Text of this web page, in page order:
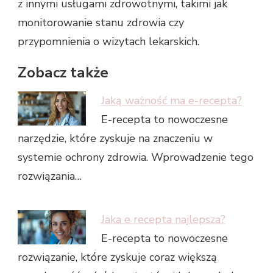
z innymi usługami zdrowotnymi, takimi jak
monitorowanie stanu zdrowia czy
przypomnienia o wizytach lekarskich.
Zobacz także
Jaką ważność ma e-recepta?
E-recepta to nowoczesne
narzędzie, które zyskuje na znaczeniu w
systemie ochrony zdrowia. Wprowadzenie tego
rozwiązania…
Jaka e recepta najlepsza?
E-recepta to nowoczesne
rozwiązanie, które zyskuje coraz większą